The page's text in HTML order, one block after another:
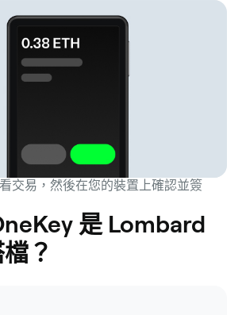
交易，然後在您的裝置上確認並簽
是 Lombard
？